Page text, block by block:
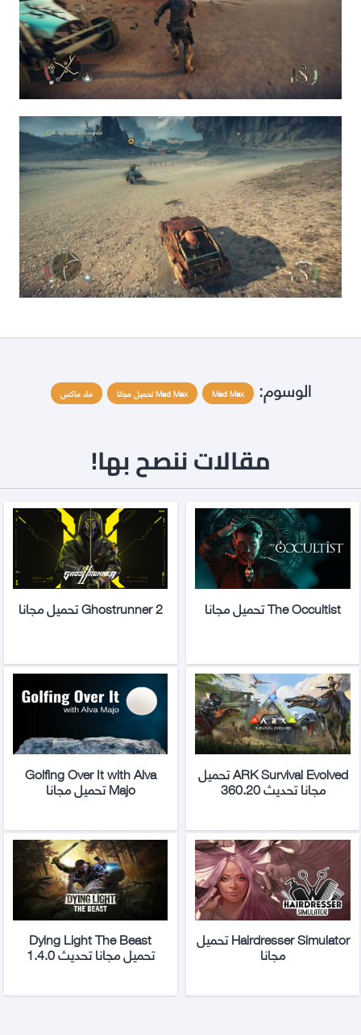
الوسوم: Mad Max Mad Max تحميل مجانا ماد ماكس
مقالات ننصح بها!
The Occultist تحميل مجانا Ghostrunner 2 تحميل مجانا
ARK Survival Evolved تحميل
مجانا تحديث 360.20
Golfing Over It with Alva
Majo تحميل مجانا
Hairdresser Simulator تحميل
مجانا
Dying Light The Beast
تحميل مجانا تحديث 1.4.0